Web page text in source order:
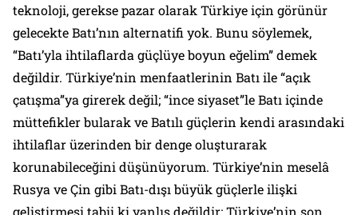
teknoloji, gerekse pazar olarak Türkiye için görünür
gelecekte Batı’nın alternatifi yok. Bunu söylemek,
“Batı’yla ihtilaflarda güçlüye boyun eğelim” demek
değildir. Türkiye’nin menfaatlerinin Batı ile “açık
çatışma”ya girerek değil; “ince siyaset”le Batı içinde
müttefikler bularak ve Batılı güçlerin kendi arasındaki
ihtilaflar üzerinden bir denge oluşturarak
korunabileceğini düşünüyorum. Türkiye’nin meselâ
Rusya ve Çin gibi Batı-dışı büyük güçlerle ilişki
geliştirmesi tabii ki yanlış değildir; Türkiye’nin son